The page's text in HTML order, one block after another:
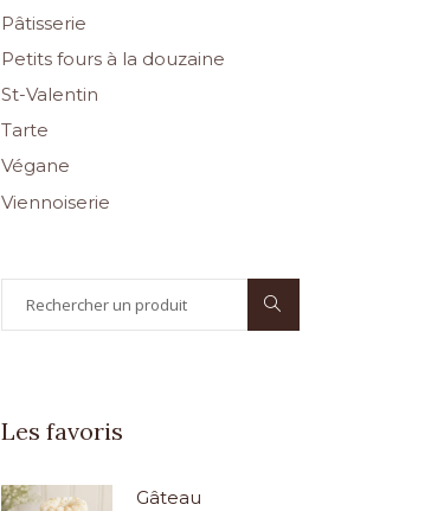
Pâtisserie
Petits fours à la douzaine
St-Valentin
Tarte
Végane
Viennoiserie
Les favoris
Gâteau